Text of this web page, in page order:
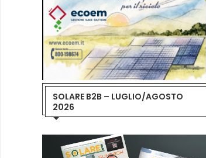
SOLARE B2B – LUGLIO/AGOSTO
2026